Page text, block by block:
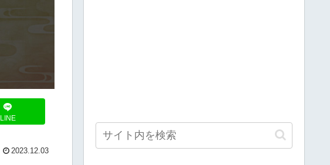
LINE
2023.12.03